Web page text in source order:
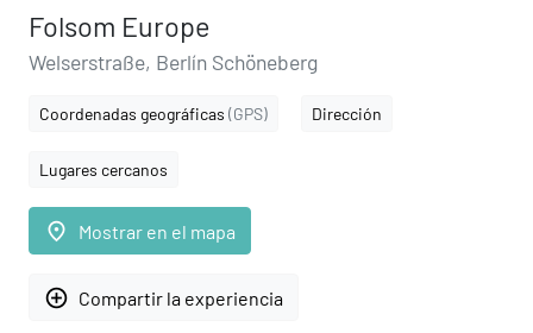
Folsom Europe
Welserstraße, Berlín Schöneberg
Coordenadas geográficas (GPS) Dirección
Lugares cercanos
place Mostrar en el mapa
add_circle_outline Compartir la experiencia